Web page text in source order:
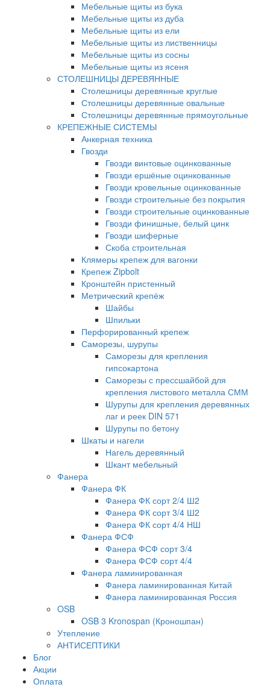
Мебельные щиты из бука
Мебельные щиты из дуба
Мебельные щиты из ели
Мебельные щиты из лиственницы
Мебельные щиты из сосны
Мебельные щиты из ясеня
СТОЛЕШНИЦЫ ДЕРЕВЯННЫЕ
Столешницы деревянные круглые
Столешницы деревянные овальные
Столешницы деревянные прямоугольные
КРЕПЕЖНЫЕ СИСТЕМЫ
Анкерная техника
Гвозди
Гвозди винтовые оцинкованные
Гвозди ершёные оцинкованные
Гвозди кровельные оцинкованные
Гвозди строительные без покрытия
Гвозди строительные оцинкованные
Гвозди финишные, белый цинк
Гвозди шиферные
Скоба строительная
Клямеры крепеж для вагонки
Крепеж Zipbolt
Кронштейн пристенный
Метрический крепёж
Шайбы
Шпильки
Перфорированный крепеж
Саморезы, шурупы
Саморезы для крепления
гипсокартона
Саморезы с прессшайбой для
крепления листового металла СММ
Шурупы для крепления деревянных
лаг и реек DIN 571
Шурупы по бетону
Шкаты и нагели
Нагель деревянный
Шкант мебельный
Фанера
Фанера ФК
Фанера ФК сорт 2/4 Ш2
Фанера ФК сорт 3/4 Ш2
Фанера ФК сорт 4/4 НШ
Фанера ФСФ
Фанера ФСФ сорт 3/4
Фанера ФСФ сорт 4/4
Фанера ламинированная
Фанера ламинированная Китай
Фанера ламинированная Россия
OSB
OSB 3 Kronospan (Кроношпан)
Утепление
АНТИСЕПТИКИ
Блог
Акции
Оплата